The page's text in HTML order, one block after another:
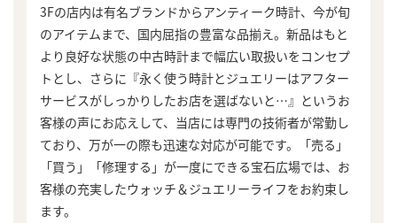
3Fの店内は有名ブランドからアンティーク時計、今が旬
のアイテムまで、国内屈指の豊富な品揃え。新品はもと
より良好な状態の中古時計まで幅広い取扱いをコンセプ
トとし、さらに『永く使う時計とジュエリーはアフター
サービスがしっかりしたお店を選ばないと…』というお
客様の声にお応えして、当店には専門の技術者が常勤し
ており、万が一の際も迅速な対応が可能です。「売る」
「買う」「修理する」が一度にできる宝石広場では、お
客様の充実したウォッチ＆ジュエリーライフをお約束し
ます。